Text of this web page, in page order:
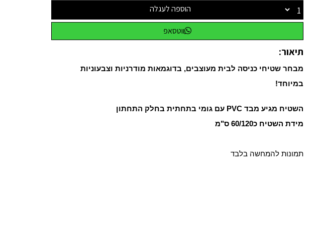
הוספה לעגלה
ווטסאפ
תיאור:
מבחר שטיחי כניסה לבית מעוצבים, בדוגמאות מודרניות וצבעוניות
במיוחד!
השטיח מגיע מבד PVC עם גומי בתחתית בחלק התחתון
מידת השטיח כ60/120 ס"מ
תמונות להמחשה בלבד